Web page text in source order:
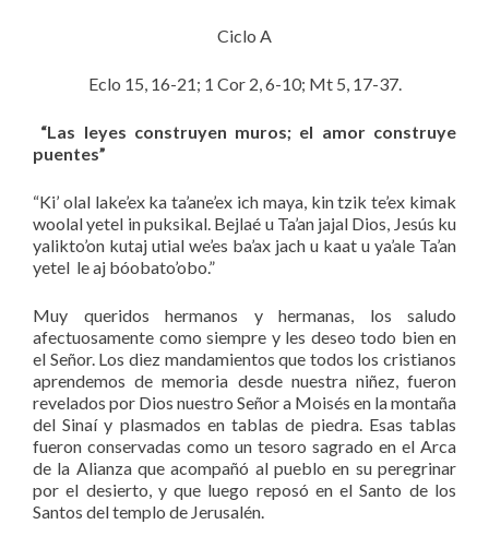
Ciclo A
Eclo 15, 16-21; 1 Cor 2, 6-10; Mt 5, 17-37.
“Las leyes construyen muros; el amor construye
puentes”
“Ki’ olal lake’ex ka ta’ane’ex ich maya, kin tzik te’ex kimak
woolal yetel in puksikal. Bejlaé u Ta’an jajal Dios, Jesús ku
yalikto’on kutaj utial we’es ba’ax jach u kaat u ya’ale Ta’an
yetel le aj bóobato’obo.”
Muy queridos hermanos y hermanas, los saludo
afectuosamente como siempre y les deseo todo bien en
el Señor. Los diez mandamientos que todos los cristianos
aprendemos de memoria desde nuestra niñez, fueron
revelados por Dios nuestro Señor a Moisés en la montaña
del Sinaí y plasmados en tablas de piedra. Esas tablas
fueron conservadas como un tesoro sagrado en el Arca
de la Alianza que acompañó al pueblo en su peregrinar
por el desierto, y que luego reposó en el Santo de los
Santos del templo de Jerusalén.